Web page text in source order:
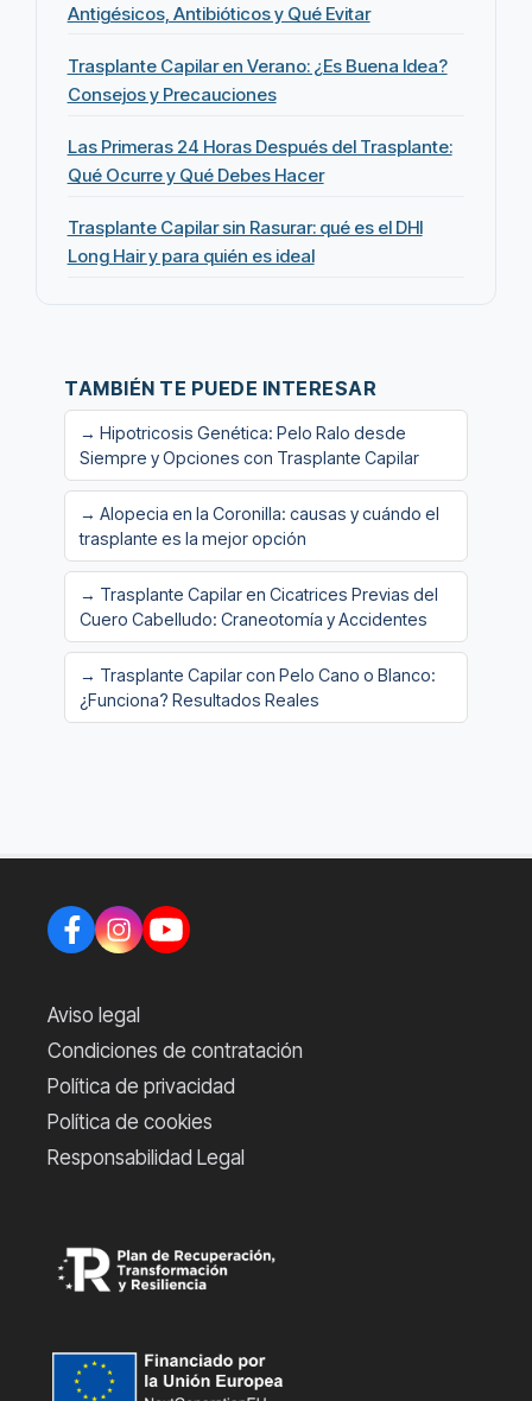
Antigésicos, Antibióticos y Qué Evitar
Trasplante Capilar en Verano: ¿Es Buena Idea?
Consejos y Precauciones
Las Primeras 24 Horas Después del Trasplante:
Qué Ocurre y Qué Debes Hacer
Trasplante Capilar sin Rasurar: qué es el DHI
Long Hair y para quién es ideal
TAMBIÉN TE PUEDE INTERESAR
→ Hipotricosis Genética: Pelo Ralo desde
Siempre y Opciones con Trasplante Capilar
→ Alopecia en la Coronilla: causas y cuándo el
trasplante es la mejor opción
→ Trasplante Capilar en Cicatrices Previas del
Cuero Cabelludo: Craneotomía y Accidentes
→ Trasplante Capilar con Pelo Cano o Blanco:
¿Funciona? Resultados Reales
Aviso legal
Condiciones de contratación
Política de privacidad
Política de cookies
Responsabilidad Legal